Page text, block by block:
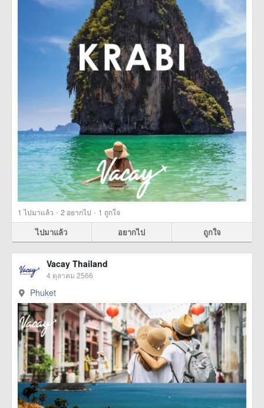
1 ไปมาแล้ว · 2 อยากไป · 1 ถูกใจ
ไปมาแล้ว อยากไป ถูกใจ
Vacay Thailand
4 ตุลาคม 2566
Phuket